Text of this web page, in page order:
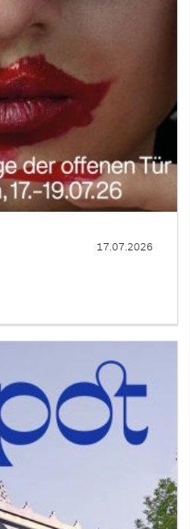
17.07.2026